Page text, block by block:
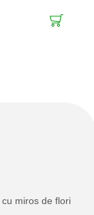
miros de flori